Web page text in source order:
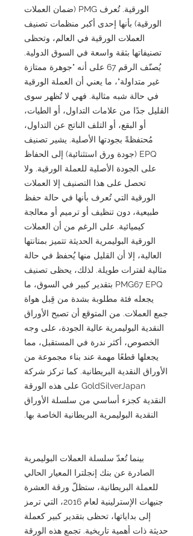
الورقية. تُعرف PMG (ضمان العملات
الورقية) بأنها إحدى أكبر منظمات تصنيف
العملات الورقية في العالم، وتحظى
تصنيفاتها بثقة واسعة في السوق الدولية.
يُصنّف الرقم 67 على أنه "جوهرة ممتازة
غير متداولة"، ما يعني أن العملة الورقية
في حالة شبه مثالية. فهي لا تُظهر سوى
القليل جدًا من علامات التداول، أو الطيات،
أو البقع، أو التلف الناتج عن التداول،
مُحتفظةً بجودتها الأصلية. يشير تصنيف
EPQ (جودة ورق استثنائية) إلى الحفاظ
على الجودة الأصلية للعملة الورقية. ولا
تحصل على هذا التصنيف إلا العملات
الورقية التي تُعرف بأنها في حالة حفظ
طبيعية، دون تنظيف أو ترميم أو معالجة
كيميائية. على الرغم من أن العملات
الورقية البوليمرية الحديثة تتميز بمتانتها
العالية، إلا أن القليل منها يُحفظ في حالة
مثالية لفترات طويلة. لذلك، يحظى تصنيف
PMG67 EPQ بتقدير كبير في السوق، ما
يجعله فئة مطلوبة بشدة من قِبل هواة
جمع العملات. من المتوقع أن تصبح الأوراق
النقدية البوليمرية عالية الجودة، على وجه
الخصوص، أكثر ندرة في المستقبل، مما
يجعلها قطعًا مهمة عند بناء مجموعة من
الأوراق النقدية البريطانية. كما تركز شركة
GoldSilverJapan على هذه الورقة
النقدية كجزء أساسي من سلسلة الأوراق
النقدية البوليمرية البريطانية الخاصة بها.
بينما تُعدّ سلسلة العملات البوليمرية
الصادرة عن بنك إنجلترا المعيار الحالي
للعملة البريطانية، ستظلّ ورقة العشرة
جنيهات الإسترلينية لعام 2016، التي ترمز
إلى بداياتها، تحظى بتقدير كبير كعملة
حديثة ذات أهمية تاريخية. تجمع هذه الورقة